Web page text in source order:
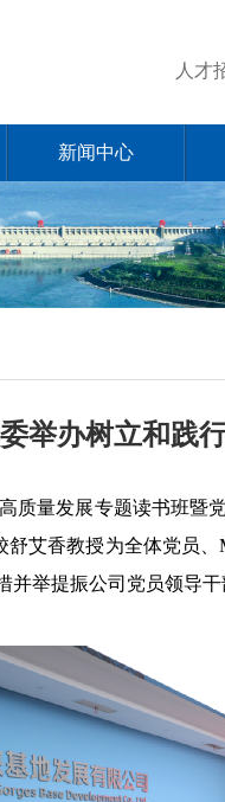
人才
新闻中心
举办树立和践
量发展专题读书班暨
艾香教授为全体党员
举提振公司党员领导